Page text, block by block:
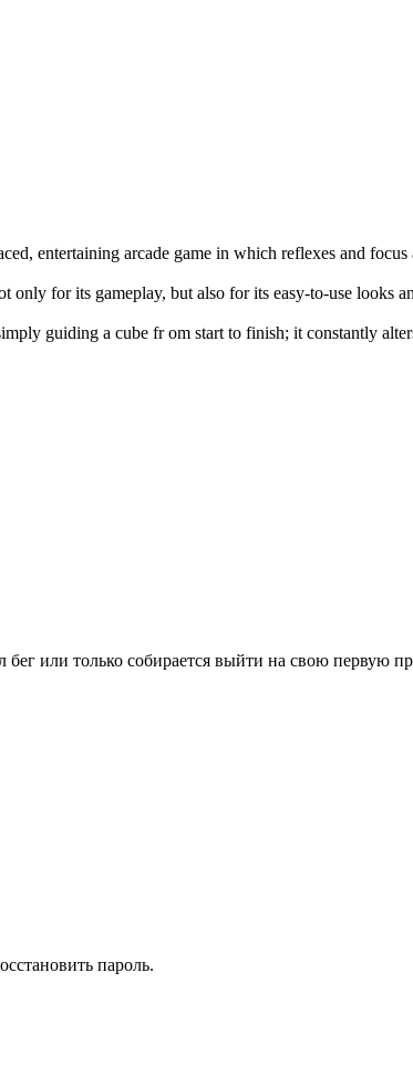
entertaining arcade game in which reflexes and
only for its gameplay, but also for its easy-to-use looks
guiding a cube fr om start to finish; it constantly
бег или только собирается выйти на свою первую
пароль.